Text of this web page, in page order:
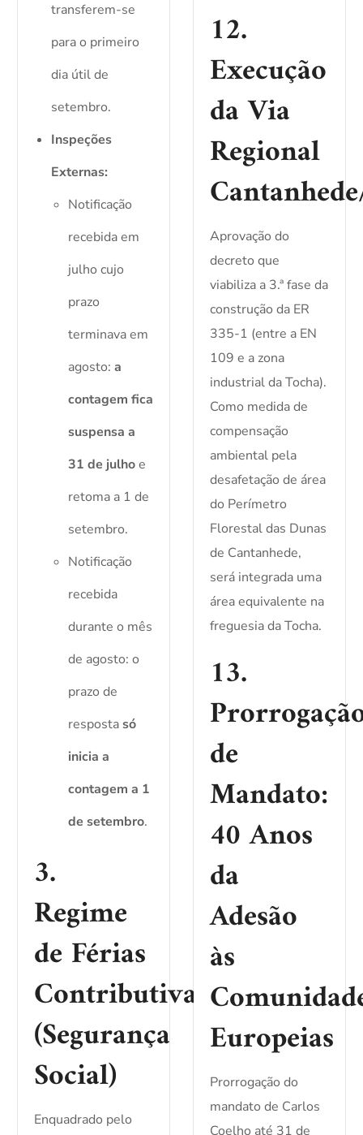
transferem-se
para o primeiro
dia útil de
setembro.
Inspeções
Externas:
Notificação
recebida em
julho cujo
prazo
terminava em
agosto: a
contagem fica
suspensa a
31 de julhoe
retoma a 1 de
setembro.
Notificação
recebida
durante o mês
de agosto: o
prazo de
respostasó
inicia a
contagem a 1
de setembro.
3.
Regime
de Férias
Contributivas
(Segurança
Social)
Enquadrado pelo
12.
Execução
da Via
Regional
Aprovação do
decreto que
viabiliza a 3.ª fase da
construção da ER
335-1 (entre a EN
109 e a zona
industrial da Tocha).
Como medida de
compensação
ambiental pela
desafetação de área
do Perímetro
Florestal das Dunas
de Cantanhede,
será integrada uma
área equivalente na
freguesia da Tocha.
13.
de
Mandato:
40 Anos
da
Adesão
às
Europeias
Prorrogação do
mandato de Carlos
Coelho até 31 de